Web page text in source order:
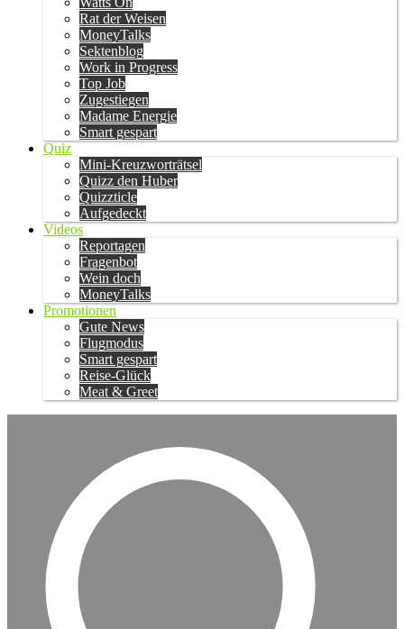
Rat der Weisen
MoneyTalks
Sektenblog
Work in Progress
Top Job
Zugestiegen
Madame Energie
Smart gespart
Quiz
Mini-Kreuzworträtsel
Quizz den Huber
Quizzticle
Aufgedeckt
Videos
Reportagen
Fragenbot
Wein doch
MoneyTalks
Promotionen
Gute News
Flugmodus
Smart gespart
Reise-Glück
Meat & Greet